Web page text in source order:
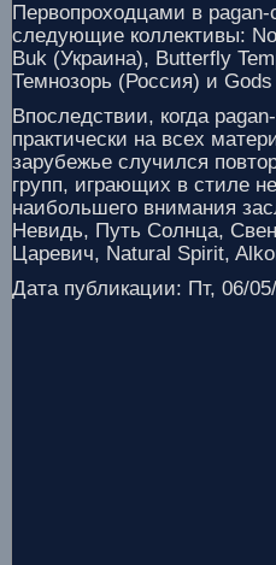
Первопроходцами в
следующие коллективы:
Buk (Украина), Butterfly
Темнозорь (Россия) и
Впоследствии, когда
практически на всех
зарубежье случился
групп, играющих в стиле
наибольшего внимания
Невидь, Путь Солнца,
Царевич, Natural Spirit,
Дата публикации: Пт, 06/